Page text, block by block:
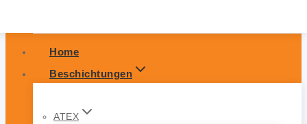
Home
Beschichtungen
ATEX